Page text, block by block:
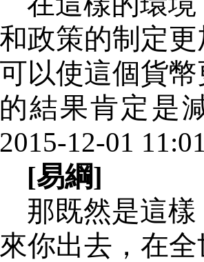
和政策的制定
可以使這個貨
的結果肯定是
2015-12-01
[易綱]
那既然是這
來你出去，在